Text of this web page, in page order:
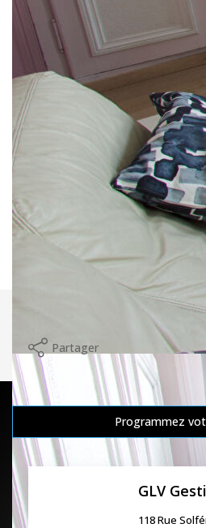
et des WC séparés.
Loyer CC : 856 Euros dont 80
(comprenant eau froide, et
communes), avec
Disponible fin mai !
Pour plus de renseignements
03 59 39 13 03. Possibilité de
directement en ligne sur
immobilier.fr/
Nos honoraires Nous
Partager
Programmez
GLV
118 Rue